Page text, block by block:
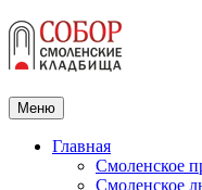
Меню
Главная
Смоленское
Смоленское